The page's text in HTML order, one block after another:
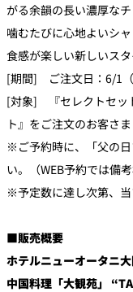
がる余韻の長い濃厚なチ
噛むたびに心地よいシ
食感が楽しい新しいス
[期間] ご注文日：6/1（
[対象] 『セレクトセッ
ト』をご注文のお客さま
※ご予約時に、「父の
い。（WEB予約では備
※予定数に達し次第、当
■販売概要
ホテルニューオータニ
中国料理「大観苑」